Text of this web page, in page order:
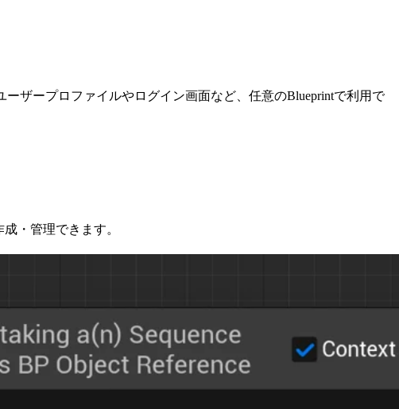
ザープロファイルやログイン画面など、任意のBlueprintで利用で
・管理できます。